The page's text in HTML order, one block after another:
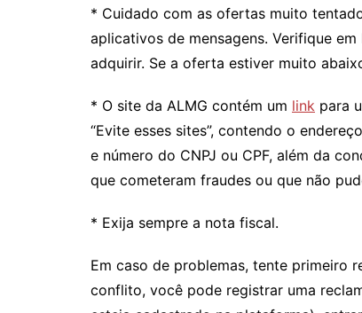
* Cuidado com as ofertas muito
aplicativos de mensagens. Verifique
adquirir. Se a oferta estiver muito
* O site da ALMG contém um link para
“Evite esses sites”, contendo o
e número do CNPJ ou CPF, além da
que cometeram fraudes ou que não
* Exija sempre a nota fiscal.
Em caso de problemas, tente primeiro
conflito, você pode registrar uma